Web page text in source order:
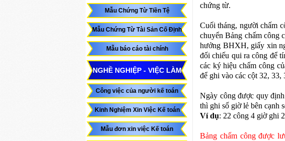
Mẫu Chứng Từ Tiền Tệ
Mẫu Chứng Từ Tài Sản Cố Định
Mẫu báo cáo tài chính
NGHỀ NGHIỆP - VIỆC LÀM
Công việc của người kế toán
Kinh Nghiệm Xin Việc Kế toán
Mẫu đơn xin việc Kế toán
chứng từ.
Cuối tháng, người chấm
chuyển Bảng chấm công
hưởng BHXH, giấy xin
đối chiếu qui ra công để
các ký hiệu chấm công
để ghi vào các cột 32, 33,
Ngày công được quy
thì ghi số giờ lẻ bên cạnh
Ví dụ: 22 công 4 giờ ghi
Bảng chấm công được